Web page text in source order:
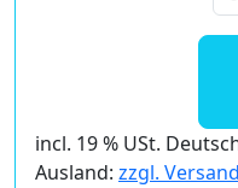
incl. 19 % USt.
Ausland: zzgl.